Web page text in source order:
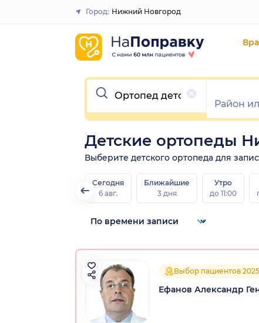
Закрыть
Город: Нижний Новгород
Очистить
Детские ортопеды
Выберите детского ортопеда для
Сегодня
6 авг.
Ближайшие
3 дня
Утро
до 11:00
Выбор пациентов 2025
Ефанов Александр